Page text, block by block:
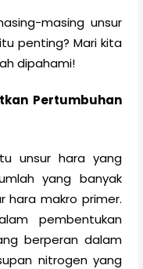
masing unsur
penting? Mari kita
dipahami!
Pertumbuhan
unsur hara yang
yang banyak
hara makro primer.
pembentukan
berperan dalam
nitrogen yang